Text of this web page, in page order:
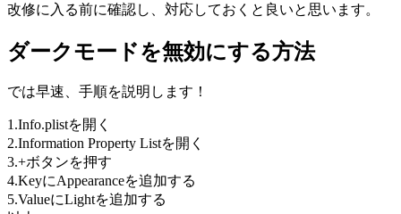
改修に入る前に確認し、対応しておくと良いと思います。
ダークモードを無効にする方法
では早速、手順を説明します！
1.Info.plistを開く
2.Information Property Listを開く
3.+ボタンを押す
4.KeyにAppearanceを追加する
5.ValueにLightを追加する